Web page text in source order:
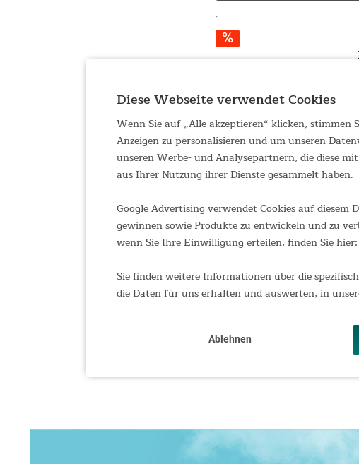
Diese Webseite verwendet Cookies
Wenn Sie auf „Alle akzeptieren“ klicken, stimmen
Anzeigen zu personalisieren und um unseren
unseren Werbe- und Analysepartnern, die diese
aus Ihrer Nutzung ihrer Dienste gesammelt haben.
Google Advertising verwendet Cookies auf diesem
gewinnen sowie Produkte zu entwickeln und zu
wenn Sie Ihre Einwilligung erteilen, finden Sie hier:
Sie finden weitere Informationen über die
die Daten für uns erhalten und auswerten, in
Ablehnen